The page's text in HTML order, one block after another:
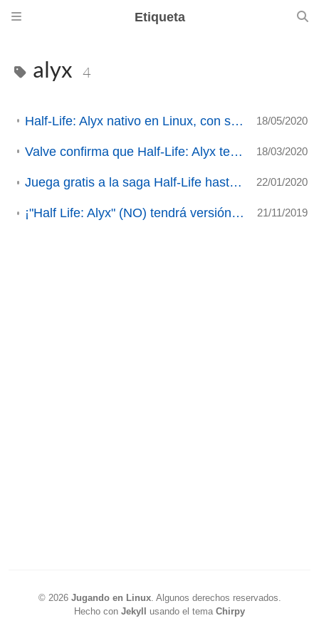
Etiqueta
alyx 4
Half-Life: Alyx nativo en Linux, con soporte Workshop y con Vulkan 18/05/2020
Valve confirma que Half-Life: Alyx tendrá soporte en GNU/Linux 18/03/2020
Juega gratis a la saga Half-Life hasta la llegada de HL:Alyx 22/01/2020
¡"Half Life: Alyx" (NO) tendrá versión para Linux! (ACTUALIZADO) 21/11/2019
© 2026 Jugando en Linux. Algunos derechos reservados.
Hecho con Jekyll usando el tema Chirpy